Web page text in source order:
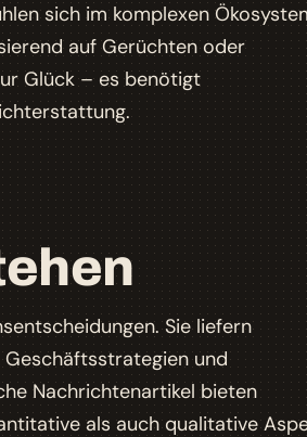
sich im komplexen
auf Gerüchten oder
Glück – es benötigt
Sie liefern
und
Nachrichtenartikel bieten
als auch qualitative